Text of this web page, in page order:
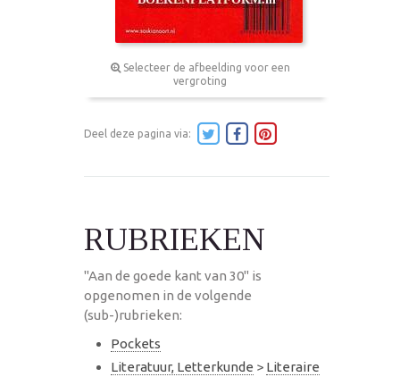
Selecteer de afbeelding voor een
vergroting
Deel deze pagina via:
RUBRIEKEN
"Aan de goede kant van 30" is
opgenomen in de volgende
(sub-)rubrieken:
Pockets
Literatuur, Letterkunde > Literaire